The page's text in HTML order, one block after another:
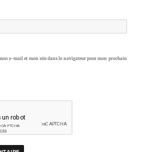
e-mail et mon site dans le navigateur pour mon prochain